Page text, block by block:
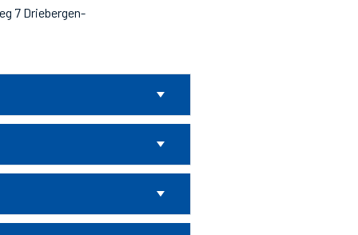
7 Driebergen-